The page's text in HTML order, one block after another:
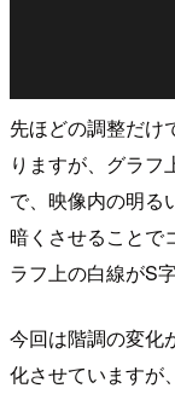
先ほどの調整だけ
りますが、グラフ
で、映像内の明る
暗くさせることで
ラフ上の白線がS
今回は階調の変化
化させていますが